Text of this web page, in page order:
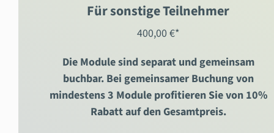
Für sonstige Teilnehmer
400,00 €*
Die Module sind separat und gemeinsam
buchbar. Bei gemeinsamer Buchung von
mindestens 3 Module profitieren Sie von 10%
Rabatt auf den Gesamtpreis.